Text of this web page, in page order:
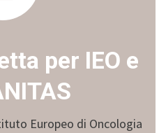
per IEO e
Europeo di Oncologia